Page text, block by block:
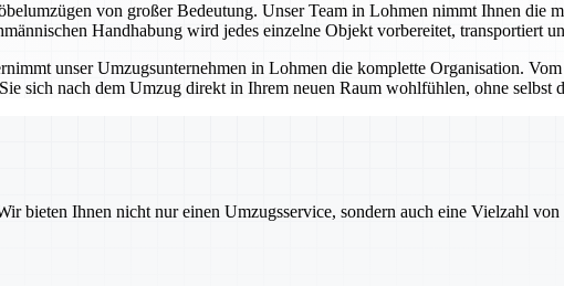
von großer Bedeutung. Unser Team in Lohmen nimmt Ihnen die
Handhabung wird jedes einzelne Objekt vorbereitet, transportiert
unser Umzugsunternehmen in Lohmen die komplette Organisation.
sich nach dem Umzug direkt in Ihrem neuen Raum wohlfühlen, ohne selbst
bieten Ihnen nicht nur einen Umzugsservice, sondern auch eine Vielzahl